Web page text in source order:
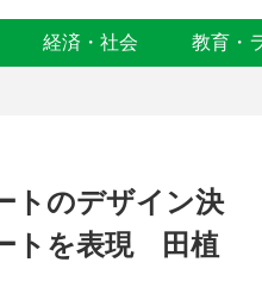
経済・社会 教育・
トのデザイン決
トを表現 田植